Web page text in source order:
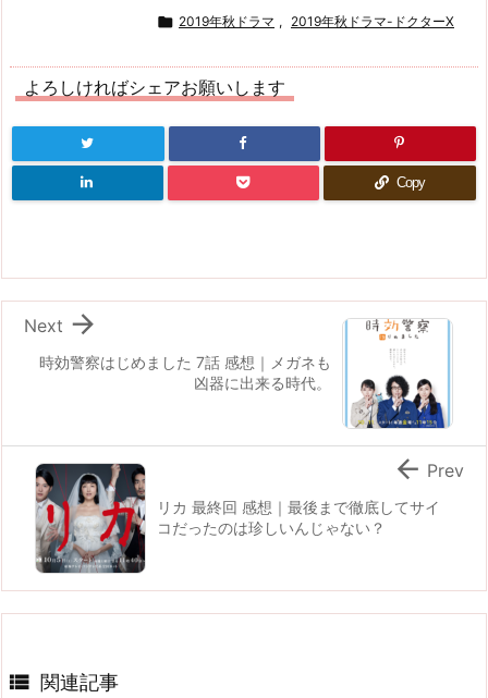
 2019年秋ドラマ , 2019年秋ドラマ-ドクターX
よろしければシェアお願いします
Copy
時効警察はじめました 7話 感想｜メガネも
凶器に出来る時代。

Next
リカ 最終回 感想｜最後まで徹底してサイ
コだったのは珍しいんじゃない？
 Prev
 関連記事